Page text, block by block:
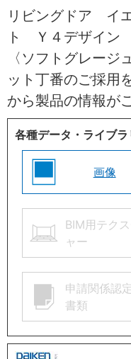
リビングドア イ
ト Ｙ４デザイ
〈ソフトグレー
ット丁番のご採用
から製品の情報が
各種データ・ライブラ
画像
BIM用テク
ャー
申請関係認定
書類